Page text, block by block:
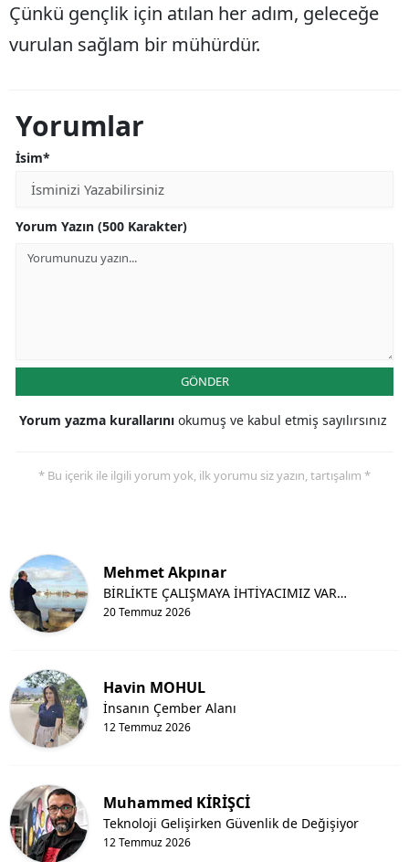
Çünkü gençlik için atılan her adım, geleceğe
vurulan sağlam bir mühürdür.
Yorumlar
İsim*
Yorum Yazın (500 Karakter)
GÖNDER
Yorum yazma kurallarını okumuş ve kabul etmiş sayılırsınız
* Bu içerik ile ilgili yorum yok, ilk yorumu siz yazın, tartışalım *
Mehmet Akpınar
20 Temmuz 2026
BİRLİKTE ÇALIŞMAYA İHTİYACIMIZ VAR…
Havin MOHUL
12 Temmuz 2026
İnsanın Çember Alanı
Muhammed KİRİŞCİ
12 Temmuz 2026
Teknoloji Gelişirken Güvenlik de Değişiyor